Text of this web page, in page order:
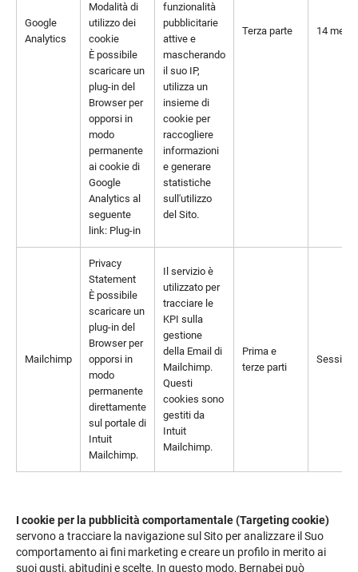
Google
Analytics
Modalità di
utilizzo dei
cookie
È possibile
scaricare un
plug-in del
Browser per
opporsi in
modo
permanente
ai cookie di
Google
Analytics al
seguente
link: Plug-in
funzionalità
pubblicitarie
attive e
mascherando
il suo IP,
utilizza un
insieme di
cookie per
raccogliere
informazioni
e generare
statistiche
sull'utilizzo
del Sito.
Terza parte 14 mesi
Mailchimp
Privacy
Statement
È possibile
scaricare un
plug-in del
Browser per
opporsi in
modo
permanente
direttamente
sul portale di
Intuit
Mailchimp.
Il servizio è
utilizzato per
tracciare le
KPI sulla
gestione
della Email di
Mailchimp.
Questi
cookies sono
gestiti da
Intuit
Mailchimp.
Prima e
terze parti
Sessione
I cookie per la pubblicità comportamentale (Targeting cookie)
servono a tracciare la navigazione sul Sito per analizzare il Suo
comportamento ai fini marketing e creare un profilo in merito ai
suoi gusti, abitudini e scelte. In questo modo, Bernabei può